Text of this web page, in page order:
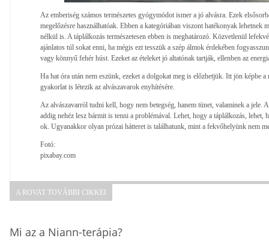
Az emberiség számos természetes gyógymódot ismer a jó alvásra. Ezek
megelőzésre használhatóak. Ebben a kategóriában viszont hatékonyak lehetnek
nélkül is. A táplálkozás természetesen ebben is meghatározó. Közvetlenül
ajánlatos túl sokat enni, ha mégis ezt tesszük a szép álmok érdekében
vagy könnyű fehér húst. Ezeket az ételeket jó altatónak tartják, ellenben az
Ha hat óra után nem eszünk, ezeket a dolgokat meg is előzhetjük. Itt jön képbe
gyakorlat is létezik az alvászavarok enyhítésére.
Az alvászavarról tudni kell, hogy nem betegség, hanem tünet, valaminek a jele.
addig nehéz lesz bármit is tenni a problémával. Lehet, hogy a táplálkozás, lehet,
ok. Ugyanakkor olyan prózai hátteret is találhatunk, mint a fekvőhelyünk nem
Fotó:
pixabay.com
A ROVAT TOVÁBBI CIKKEI
Mi az a Niann-terápia?